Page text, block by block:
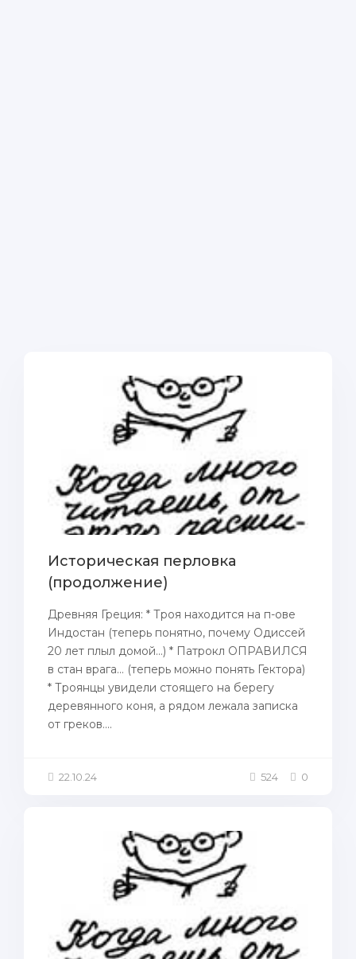
Историческая перловка
(продолжение)
Древняя Греция: * Троя находится на п-ове
Индостан (теперь понятно, почему Одиссей
20 лет плыл домой...) * Патрокл ОПРАВИЛСЯ
в стан врага... (теперь можно понять Гектора)
* Троянцы увидели стоящего на берегу
деревянного коня, а рядом лежала записка
от греков....
22.10.24 524 0